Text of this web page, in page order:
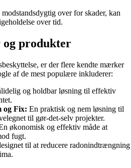
over for skader, kan
over tid.
produkter
er der flere kendte mærker
af de mest populære inkluderer:
og holdbar løsning til effektiv
og Fix: En praktisk og nem løsning til
til gør-det-selv projekter.
økonomisk og effektiv måde at
fugt.
til at reducere radonindtrængning